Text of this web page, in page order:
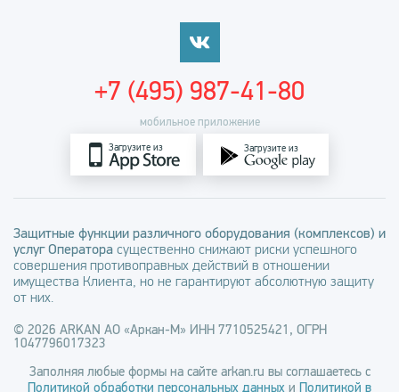
мобильное приложение
Загрузите из Загрузите из
+7 (495) 987-41-80
Защитные функции различного оборудования (комплексов) и
услуг Оператора существенно снижают риски успешного
совершения противоправных действий в отношении
имущества Клиента, но не гарантируют абсолютную защиту
от них.
© 2026 ARKAN АО «Аркан-М» ИНН 7710525421, ОГРН
1047796017323
Заполняя любые формы на сайте arkan.ru вы соглашаетесь с
Политикой обработки персональных данных и Политикой в